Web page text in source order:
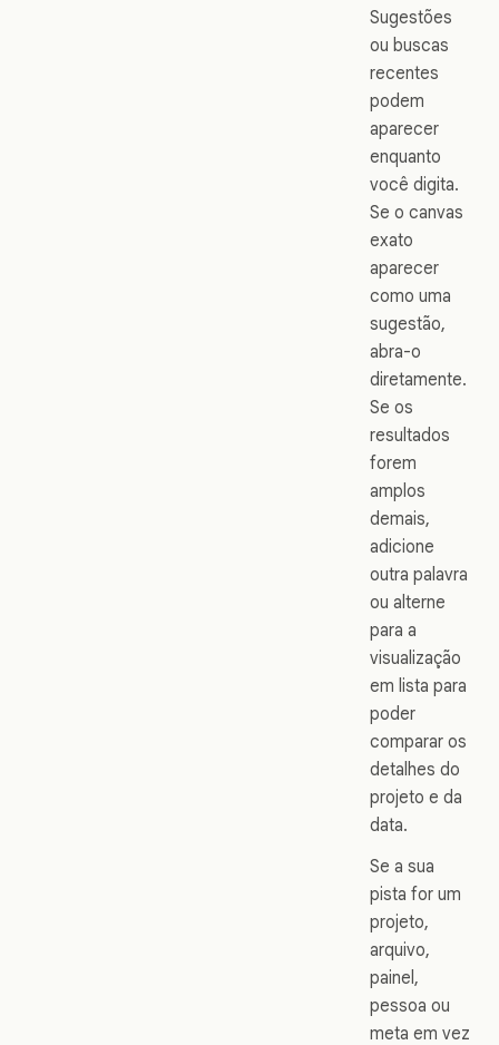
Sugestões
ou buscas
recentes
podem
aparecer
enquanto
você digita.
Se o canvas
exato
aparecer
como uma
sugestão,
abra-o
diretamente.
Se os
resultados
forem
amplos
demais,
adicione
outra palavra
ou alterne
para a
visualização
em lista para
poder
comparar os
detalhes do
projeto e da
data.
Se a sua
pista for um
projeto,
arquivo,
painel,
pessoa ou
meta em vez